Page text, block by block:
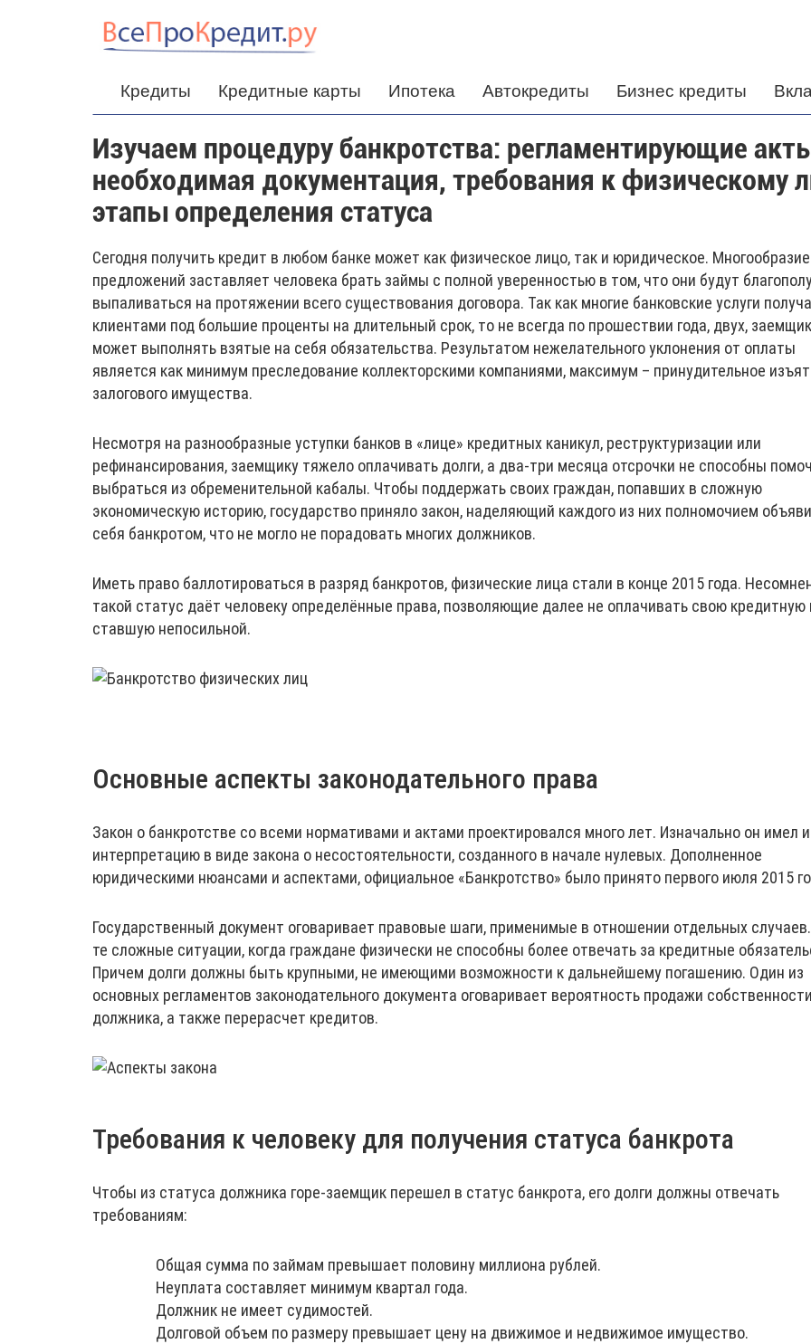
Кредиты Кредитные карты Ипотека Автокредиты Бизнес кредиты
Изучаем процедуру банкротства: регламентирующие
необходимая документация, требования к физическому
этапы определения статуса
Сегодня получить кредит в любом банке может как физическое лицо, так и юридическое. Многообразие
предложений заставляет человека брать займы с полной уверенностью в том, что они будут
выпаливаться на протяжении всего существования договора. Так как многие банковские услуги
клиентами под большие проценты на длительный срок, то не всегда по прошествии года, двух, заемщик
может выполнять взятые на себя обязательства. Результатом нежелательного уклонения от оплаты
является как минимум преследование коллекторскими компаниями, максимум – принудительное
залогового имущества.
Несмотря на разнообразные уступки банков в «лице» кредитных каникул, реструктуризации или
рефинансирования, заемщику тяжело оплачивать долги, а два-три месяца отсрочки не способны
выбраться из обременительной кабалы. Чтобы поддержать своих граждан, попавших в сложную
экономическую историю, государство приняло закон, наделяющий каждого из них полномочием
себя банкротом, что не могло не порадовать многих должников.
Иметь право баллотироваться в разряд банкротов, физические лица стали в конце 2015 года.
такой статус даёт человеку определённые права, позволяющие далее не оплачивать свою кредитную
ставшую непосильной.
Основные аспекты законодательного права
Закон о банкротстве со всеми нормативами и актами проектировался много лет. Изначально он имел
интерпретацию в виде закона о несостоятельности, созданного в начале нулевых. Дополненное
юридическими нюансами и аспектами, официальное «Банкротство» было принято первого июля 2015
Государственный документ оговаривает правовые шаги, применимые в отношении отдельных
те сложные ситуации, когда граждане физически не способны более отвечать за кредитные
Причем долги должны быть крупными, не имеющими возможности к дальнейшему погашению. Один из
основных регламентов законодательного документа оговаривает вероятность продажи собственности
должника, а также перерасчет кредитов.
Требования к человеку для получения статуса банкрота
Чтобы из статуса должника горе-заемщик перешел в статус банкрота, его долги должны отвечать
требованиям:
Общая сумма по займам превышает половину миллиона рублей.
Неуплата составляет минимум квартал года.
Должник не имеет судимостей.
Долговой объем по размеру превышает цену на движимое и недвижимое имущество.